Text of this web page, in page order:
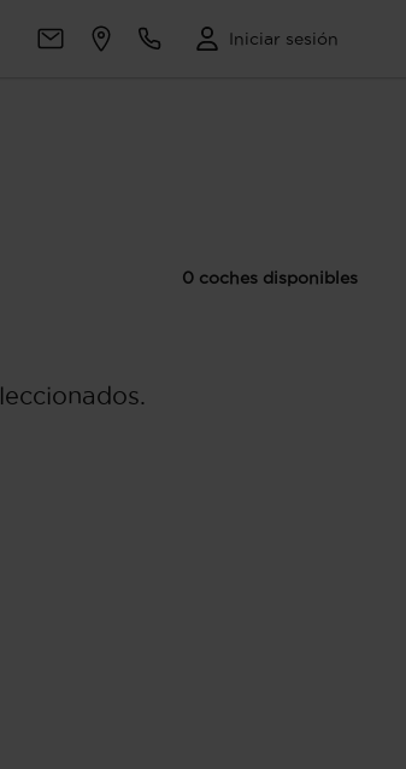
Iniciar sesión
0 coches disponibles